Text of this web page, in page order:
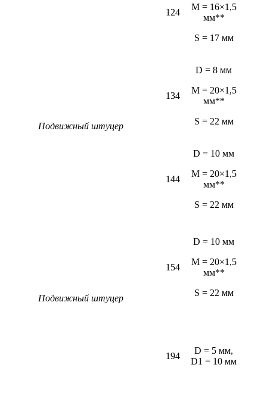
Подвижный штуцер
124
M = 16×1,5
мм**
S = 17 мм
134
D = 8 мм
M = 20×1,5
мм**
S = 22 мм
144
D = 10 мм
M = 20×1,5
мм**
S = 22 мм
Подвижный штуцер
154
D = 10 мм
M = 20×1,5
мм**
S = 22 мм
194
D = 5 мм,
D1 = 10 мм